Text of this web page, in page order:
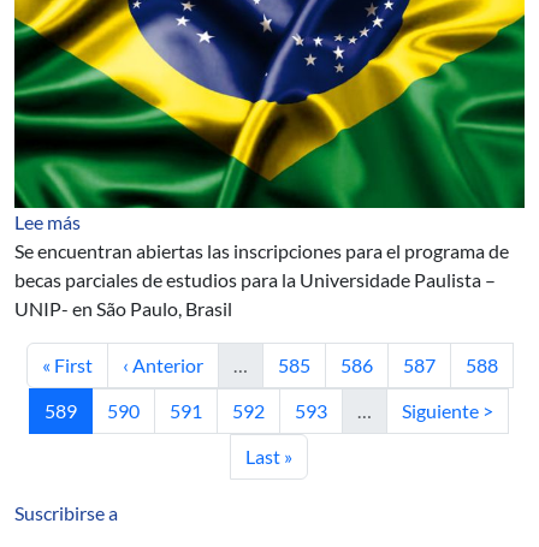
Lee mássobre Brazil: economic outlook, business and
Se encuentran abiertas las inscripciones para el programa de
becas parciales de estudios para la Universidade Paulista –
UNIP- en São Paulo, Brasil
Primera página
« First Página anterior
‹ Anterior … Página
585 Página
586 Página
587 Página
588
Página actual
589 Página
590 Página
591 Página
592 Página
593 … Siguiente página
Siguiente >
Última página
Last »
Suscribirse a